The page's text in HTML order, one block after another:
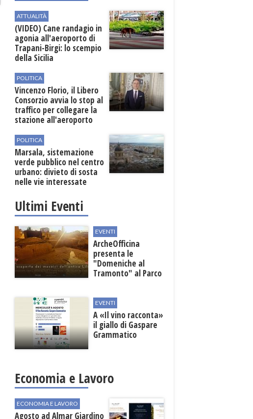
ATTUALITÀ
(VIDEO) Cane randagio in
agonia all'aeroporto di
Trapani-Birgi: lo scempio
della Sicilia
POLITICA
Vincenzo Florio, il Libero
Consorzio avvia lo stop al
traffico per collegare la
stazione all'aeroporto
POLITICA
Marsala, sistemazione
verde pubblico nel centro
urbano: divieto di sosta
nelle vie interessate
Ultimi Eventi
EVENTI
ArcheOfficina
presenta le
"Domeniche al
Tramonto" al Parco
EVENTI
A «Il vino racconta»
il giallo di Gaspare
Grammatico
Economia e Lavoro
ECONOMIA E LAVORO
Agosto ad Almar Giardino